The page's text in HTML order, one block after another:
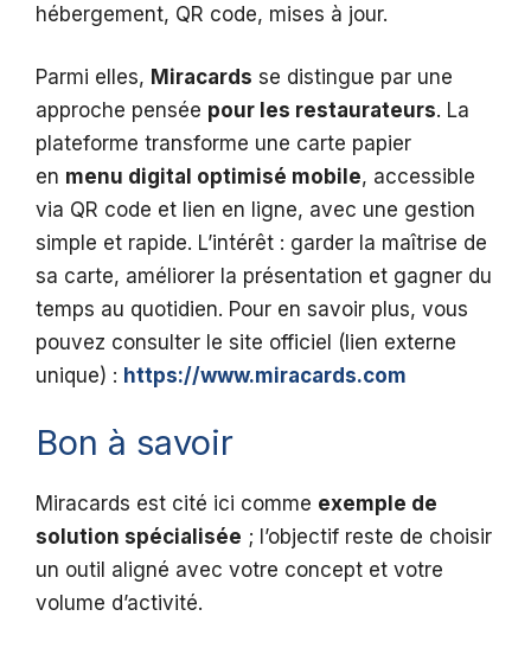
hébergement, QR code, mises à jour.
Parmi elles, Miracards se distingue par une
approche pensée pour les restaurateurs. La
plateforme transforme une carte papier
en menu digital optimisé mobile, accessible
via QR code et lien en ligne, avec une gestion
simple et rapide. L’intérêt : garder la maîtrise de
sa carte, améliorer la présentation et gagner du
temps au quotidien. Pour en savoir plus, vous
pouvez consulter le site officiel (lien externe
unique) : https://www.miracards.com
Bon à savoir
Miracards est cité ici comme exemple de
solution spécialisée ; l’objectif reste de choisir
un outil aligné avec votre concept et votre
volume d’activité.